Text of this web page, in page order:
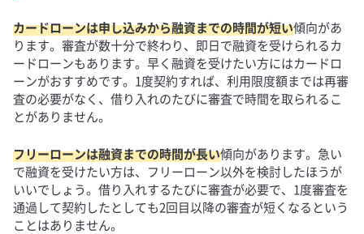
カードローンは申し込みから融資までの時間が短い傾向があ
ります。審査が数十分で終わり、即日で融資を受けられるカ
ードローンもあります。早く融資を受けたい方にはカードロ
ーンがおすすめです。1度契約すれば、利用限度額までは再審
査の必要がなく、借り入れのたびに審査で時間を取られるこ
とがありません。
フリーローンは融資までの時間が長い傾向があります。急い
で融資を受けたい方は、フリーローン以外を検討したほうが
いいでしょう。借り入れするたびに審査が必要で、1度審査を
通過して契約したとしても2回目以降の審査が短くなるという
ことはありません。